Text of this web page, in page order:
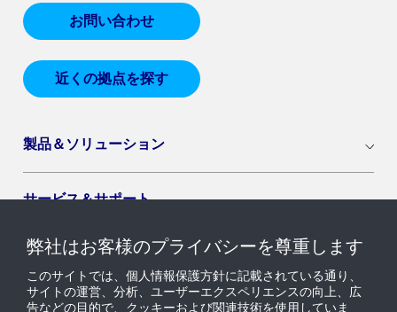
お問い合わせ
近くの拠点を探す
製品＆ソリューション
サービス＆サポート
導入セグメント
ニュース & インサイト
弊社はお客様のプライバシーを尊重します
このサイトでは、個人情報保護方針に記載されている通り、
サイトの運営、分析、ユーザーエクスペリエンスの向上、広
告などの目的で、クッキーおよび関連技術を使用していま